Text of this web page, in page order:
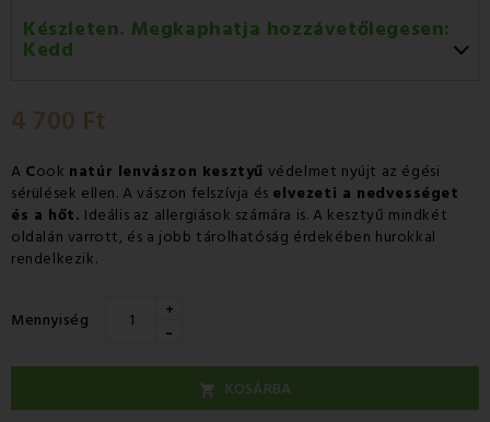
Készleten. Megkaphatja hozzávetőlegesen:
Kedd
Szerda 12.08
4 700 Ft
A Cook natúr lenvászon kesztyű védelmet nyújt az égési
sérülések ellen. A vászon felszívja és elvezeti a nedvességet
és a hőt. Ideális az allergiások számára is. A kesztyű mindkét
oldalán varrott, és a jobb tárolhatóság érdekében hurokkal
rendelkezik.
Mennyiség +
-
 KOSÁRBA